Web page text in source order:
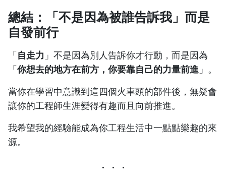
總結：「不是因為被誰告訴我」而是
自發前行
「自走力 」不是因為別人告訴你才行動，而是因為
「你想去的地方在前方，你要靠自己的力量前進 」。
當你在學習中意識到這四個火車頭的部件後，無疑會
讓你的工程師生涯變得有趣而且向前推進。
我希望我的經驗能成為你工程生活中一點點樂趣的來
源。